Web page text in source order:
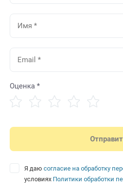
Оценка *
Я даю согласие на обработку
условиях Политики обработки